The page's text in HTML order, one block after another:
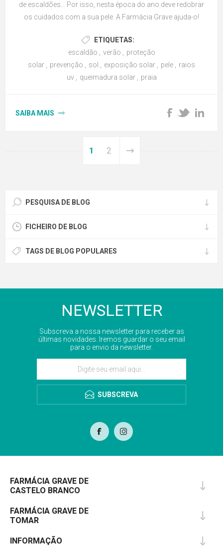
de escaldões… Por isso, nesta época do ano deve redobrar
os cuidados com a sua pele. A Farmácia Grave ajuda-o!
ETIQUETAS:
escaldão
verão
proteção
solar
prevenção sol exposição solar pele
raios
uv
queimadura solar praia
SAIBA MAIS
1 2
PESQUISA DE BLOG
FICHEIRO DE BLOG
TAGS DE BLOG POPULARES
NEWSLETTER
Subscreva a nossa newsletter para receber as
últimas novidades. Iremos guardar o seu email
para o envio da newsletter.
SUBSCREVA
FARMÁCIA GRAVE DE
CASTELO BRANCO
FARMÁCIA GRAVE DE
TOMAR
INFORMAÇÃO